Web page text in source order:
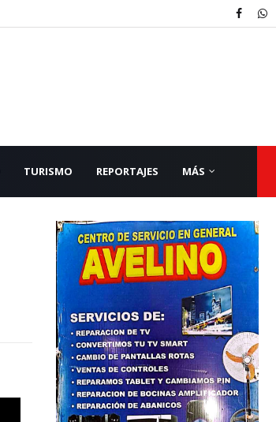
TURISMO REPORTAJES MÁS